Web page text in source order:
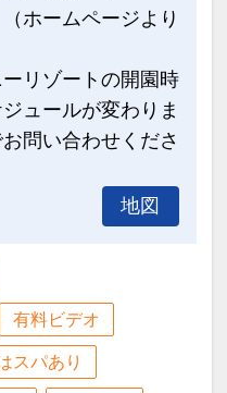
ホームページより
リゾートの開園時
ュールが変わりま
問い合わせくださ
地図
有料ビデオ
スパあり